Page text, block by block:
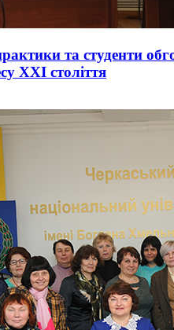
та студенти
ХХІ століття